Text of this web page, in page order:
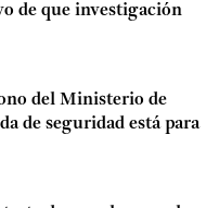
de que investigación
del Ministerio de
de seguridad está para